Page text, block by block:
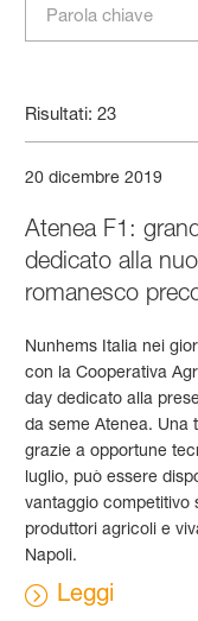
Risultati: 23
20 dicembre 2019
Atenea F1:
dedicato alla
romanesco
Nunhems Italia nei
con la Cooperativa
day dedicato alla
da seme Atenea. Una
grazie a opportune
luglio, può essere
vantaggio competitivo
produttori agricoli e
Napoli.
Leggi